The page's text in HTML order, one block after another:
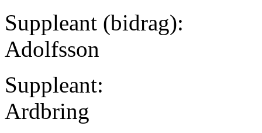
Suppleant (bidrag):
Adolfsson
Suppleant:
Ardbring